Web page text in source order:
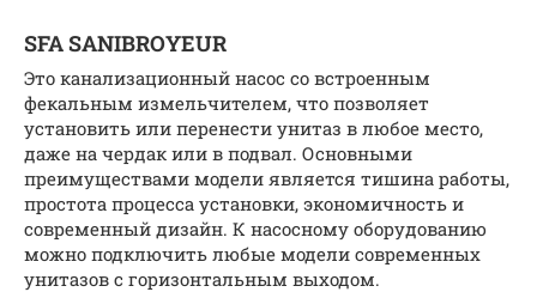
SFA SANIBROYEUR
Это канализационный насос со встроенным
фекальным измельчителем, что позволяет
установить или перенести унитаз в любое место,
даже на чердак или в подвал. Основными
преимуществами модели является тишина работы,
простота процесса установки, экономичность и
современный дизайн. К насосному оборудованию
можно подключить любые модели современных
унитазов с горизонтальным выходом.